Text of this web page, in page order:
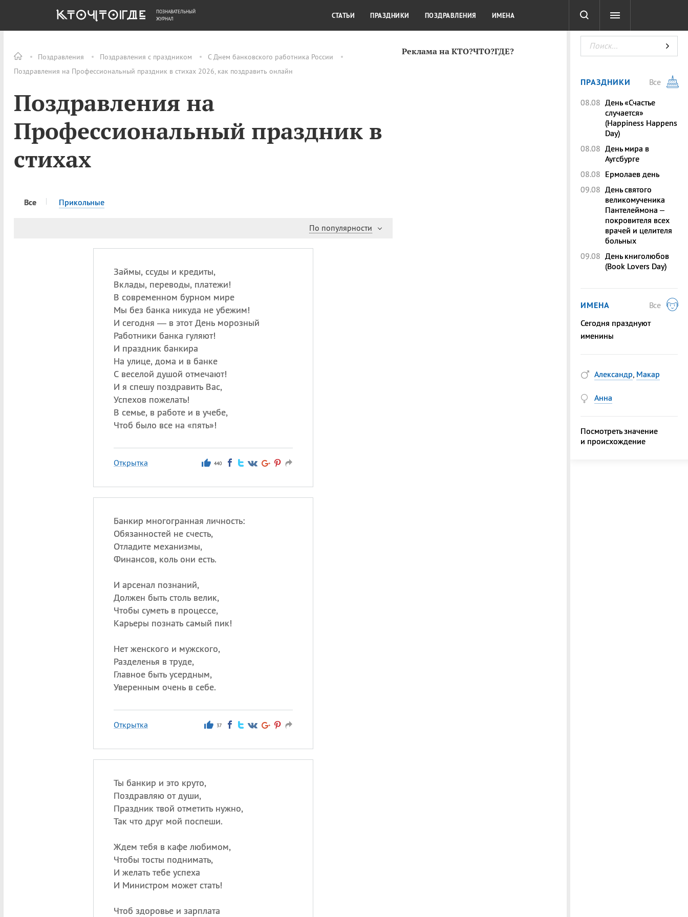
Поздравления Поздравления с праздником
С Днем банковского работника России
Поздравления на Профессиональный праздник в стихах 2026, как поздравить онлайн
Поздравления на
Профессиональный праздник в
стихах
Все Прикольные
По популярности
Займы, ссуды и кредиты,
Вклады, переводы, платежи!
В современном бурном мире
Мы без банка никуда не убежим!
И сегодня — в этот День морозный
Работники банка гуляют!
И праздник банкира
На улице, дома и в банке
С веселой душой отмечают!
И я спешу поздравить Вас,
Успехов пожелать!
В семье, в работе и в учебе,
Чтоб было все на «пять»!
Открытка 440
Банкир многогранная личность:
Обязанностей не счесть,
Отладите механизмы,
Финансов, коль они есть.
И арсенал познаний,
Должен быть столь велик,
Чтобы суметь в процессе,
Карьеры познать самый пик!
Нет женского и мужского,
Разделенья в труде,
Главное быть усердным,
Уверенным очень в себе.
Открытка 37
Ты банкир и это круто,
Поздравляю от души,
Праздник твой отметить нужно,
Так что друг мой поспеши.
Ждем тебя в кафе любимом,
Чтобы тосты поднимать,
И желать тебе успеха
И Министром может стать!
Чтоб здоровье и зарплата
Реклама на КТО?ЧТО?ГДЕ?
ОБЩЕСТВО ДЕНЬГИ КУЛЬТУРА КРАСОТА ТЕСТЫ
ПОЗНАВАТЕЛЬНЫЙ
ЖУРНАЛ
СТАТЬИ ПРАЗДНИКИ ПОЗДРАВЛЕНИЯ ИМЕНА
ПРАЗДНИКИ
Все
08.08 День «Счастье
случается»
(Happiness Happens
Day)
08.08 День мира в
Аугсбурге
08.08 Ермолаев день
09.08 День святого
великомученика
Пантелеймона –
покровителя всех
врачей и целителя
больных
09.08 День книголюбов
(Book Lovers Day)
ИМЕНА
Все
Сегодня празднуют
именины
Александр, Макар
Анна
Посмотреть значение
и происхождение